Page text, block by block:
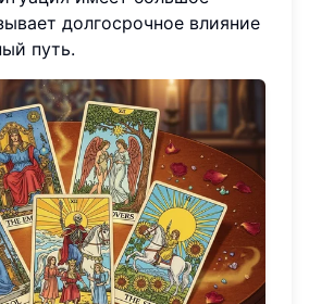
долгосрочное влияние
путь.